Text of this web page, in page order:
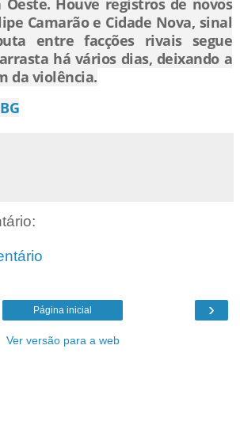
Oeste. Houve registros de novos
Camarão e Cidade Nova, sinal
entre facções rivais segue
há vários dias, deixando a
da violência.
›
Página inicial
Ver versão para a web